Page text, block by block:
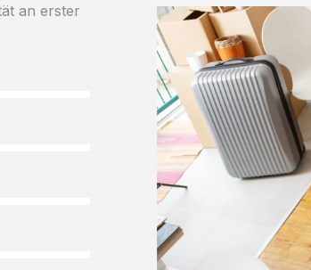
an erster